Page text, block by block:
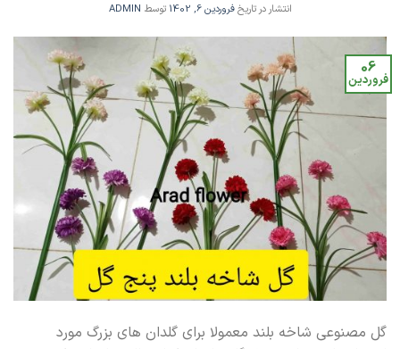
انتشار در تاریخفروردین 6, 1402 توسط ADMIN
06
فروردین
گل مصنوعی شاخه بلند معمولا برای گلدان های بزرگ مورد